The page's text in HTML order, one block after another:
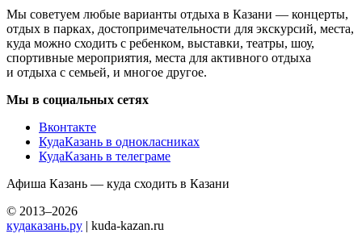
Мы советуем любые варианты отдыха в Казани — концерты,
отдых в парках, достопримечательности для экскурсий, места,
куда можно сходить с ребенком, выставки, театры, шоу,
спортивные мероприятия, места для активного отдыха
и отдыха с семьей, и многое другое.
Мы в социальных сетях
Вконтакте
КудаКазань в однокласниках
КудаКазань в телеграме
Афиша Казань — куда сходить в Казани
© 2013–2026
кудаказань.ру | kuda-kazan.ru